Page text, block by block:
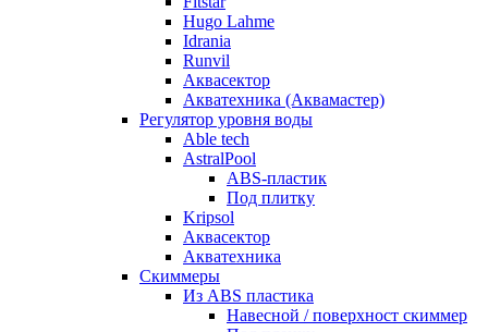
Hugo Lahme
Idrania
Runvil
Аквасектор
Акватехника (Аквамастер)
Регулятор уровня воды
Able tech
AstralPool
ABS-пластик
Под плитку
Kripsol
Аквасектор
Акватехника
Скиммеры
Из ABS пластика
Навесной / поверхност скиммер